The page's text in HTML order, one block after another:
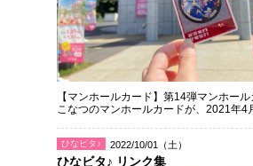
【マンホールカード】第14弾マンホー
こなつのマンホールカードが、2021年4
2022/10/01（土）
ひなビタ♪
ひなビタ♪ リンク集